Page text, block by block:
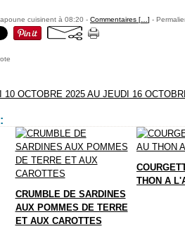
cuisinent à 08:20 - Commentaires [ ] -
CRUMBLE DE SARDINES
AUX POMMES DE TERRE
ET AUX CAROTTES
THON A